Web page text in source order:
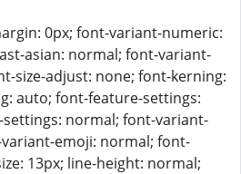
0px; font-variant-numeric:
asian: normal; font-variant-
size-adjust: none; font-kerning:
auto; font-feature-settings:
normal; font-variant-
emoji: normal; font-
13px; line-height: normal;